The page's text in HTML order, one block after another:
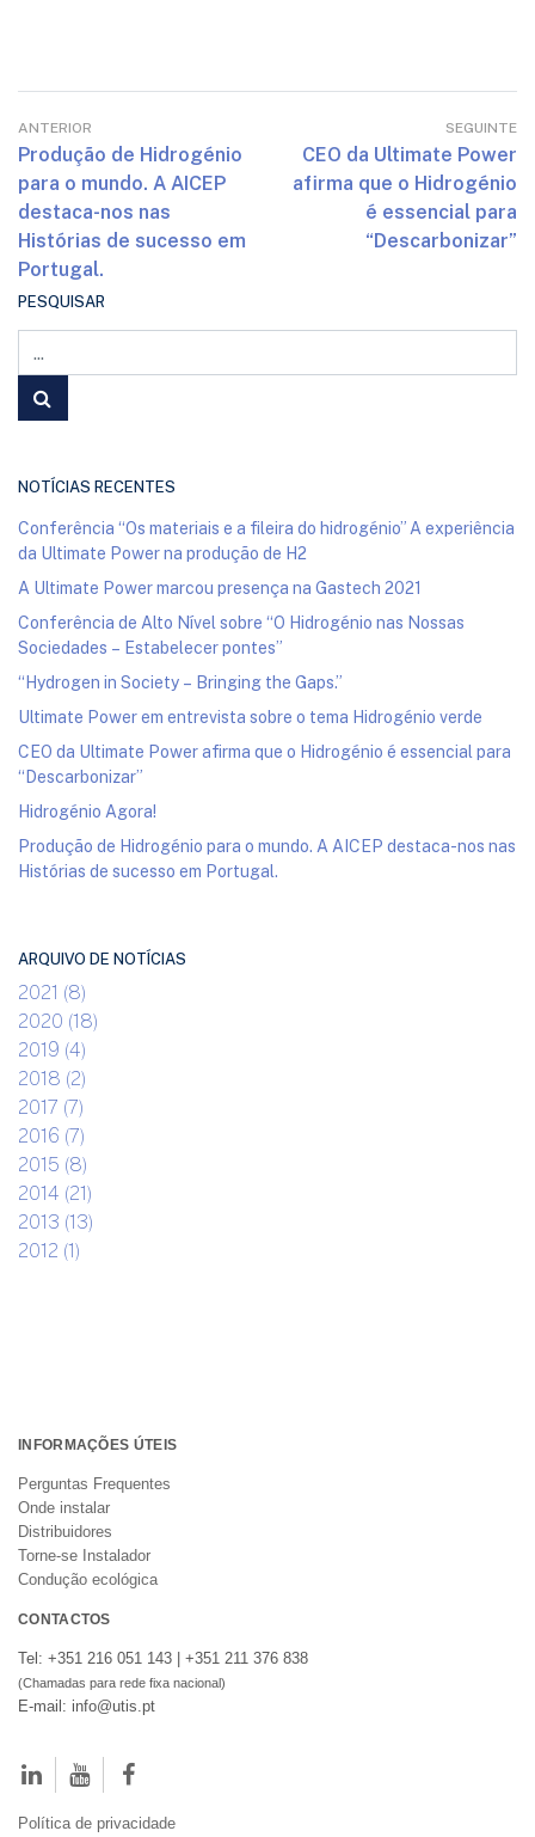
ANTERIOR
Produção de Hidrogénio
para o mundo. A AICEP
destaca-nos nas
Histórias de sucesso em
Portugal.
SEGUINTE
CEO da Ultimate Power
afirma que o Hidrogénio
é essencial para
“Descarbonizar”
PESQUISAR
NOTÍCIAS RECENTES
Conferência “Os materiais e a fileira do hidrogénio” A experiência
da Ultimate Power na produção de H2
A Ultimate Power marcou presença na Gastech 2021
Conferência de Alto Nível sobre “O Hidrogénio nas Nossas
Sociedades – Estabelecer pontes”
“Hydrogen in Society – Bringing the Gaps.”
Ultimate Power em entrevista sobre o tema Hidrogénio verde
CEO da Ultimate Power afirma que o Hidrogénio é essencial para
“Descarbonizar”
Hidrogénio Agora!
Produção de Hidrogénio para o mundo. A AICEP destaca-nos nas
Histórias de sucesso em Portugal.
ARQUIVO DE NOTÍCIAS
2021 (8)
2020 (18)
2019 (4)
2018 (2)
2017 (7)
2016 (7)
2015 (8)
2014 (21)
2013 (13)
2012 (1)
INFORMAÇÕES ÚTEIS
Perguntas Frequentes
Onde instalar
Distribuidores
Torne-se Instalador
Condução ecológica
CONTACTOS
Tel: +351 216 051 143 | +351 211 376 838
(Chamadas para rede fixa nacional)
E-mail: info@utis.pt
Política de privacidade